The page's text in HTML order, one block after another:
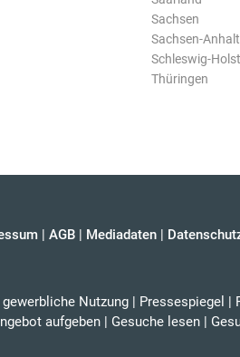
Sachsen
Sachsen-Anhalt
Schleswig-
Thüringen
| AGB | Mediadaten |
Nutzung | Pressespiegel |
aufgeben | Gesuche lesen |